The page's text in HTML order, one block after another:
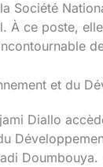
Société
À ce poste,
et du
Diallo